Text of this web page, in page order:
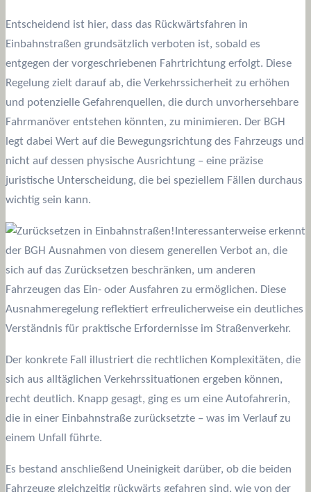
Entscheidend ist hier, dass das Rückwärtsfahren in
Einbahnstraßen grundsätzlich verboten ist, sobald es
entgegen der vorgeschriebenen Fahrtrichtung erfolgt. Diese
Regelung zielt darauf ab, die Verkehrssicherheit zu erhöhen
und potenzielle Gefahrenquellen, die durch unvorhersehbare
Fahrmanöver entstehen könnten, zu minimieren. Der BGH
legt dabei Wert auf die Bewegungsrichtung des Fahrzeugs und
nicht auf dessen physische Ausrichtung – eine präzise
juristische Unterscheidung, die bei speziellem Fällen durchaus
wichtig sein kann.
Interessanterweise erkennt
der BGH Ausnahmen von diesem generellen Verbot an, die
sich auf das Zurücksetzen beschränken, um anderen
Fahrzeugen das Ein- oder Ausfahren zu ermöglichen. Diese
Ausnahmeregelung reflektiert erfreulicherweise ein deutliches
Verständnis für praktische Erfordernisse im Straßenverkehr.
Der konkrete Fall illustriert die rechtlichen Komplexitäten, die
sich aus alltäglichen Verkehrssituationen ergeben können,
recht deutlich. Knapp gesagt, ging es um eine Autofahrerin,
die in einer Einbahnstraße zurücksetzte – was im Verlauf zu
einem Unfall führte.
Es bestand anschließend Uneinigkeit darüber, ob die beiden
Fahrzeuge gleichzeitig rückwärts gefahren sind, wie von der